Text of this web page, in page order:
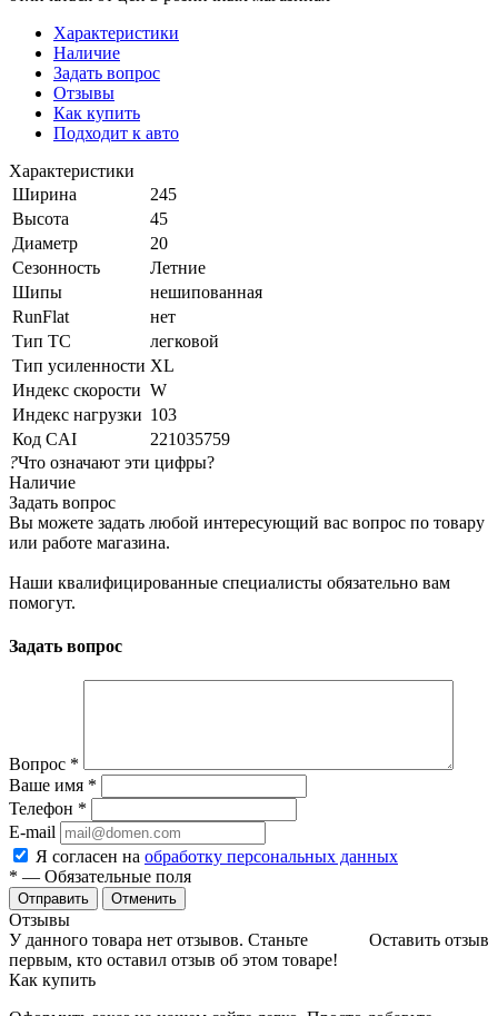
Характеристики
Наличие
Задать вопрос
Отзывы
Как купить
Подходит к авто
Характеристики
Ширина
245
Высота
45
Диаметр
20
Сезонность
Летние
Шипы
нешипованная
RunFlat
нет
Тип ТС
легковой
Тип усиленности XL
Индекс скорости W
Индекс нагрузки 103
Код CAI
221035759
?Что означают эти цифры?
Наличие
Задать вопрос
Вы можете задать любой интересующий вас вопрос по товару
или работе магазина.
Наши квалифицированные специалисты обязательно вам
помогут.
Задать вопрос
Вопрос *
Ваше имя *
Телефон *
E-mail
Я согласен на обработку персональных данных
* — Обязательные поля
Отменить
Отзывы
Оставить отзыв
У данного товара нет отзывов. Станьте
первым, кто оставил отзыв об этом товаре!
Как купить